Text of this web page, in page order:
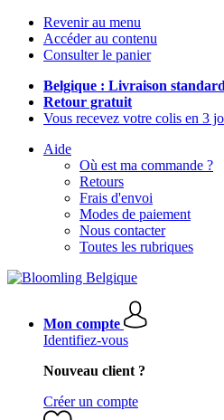
Revenir au menu
Accéder au contenu
Consulter le panier
Belgique : Livraison
Retour gratuit
Vous recevez votre colis en 3
Aide
Où est ma commande ?
Retours
Frais d'envoi
Modes de paiement
Nous contacter
Toutes les rubriques
Mon compte
Identifiez-vous
Nouveau client ?
Créer un compte